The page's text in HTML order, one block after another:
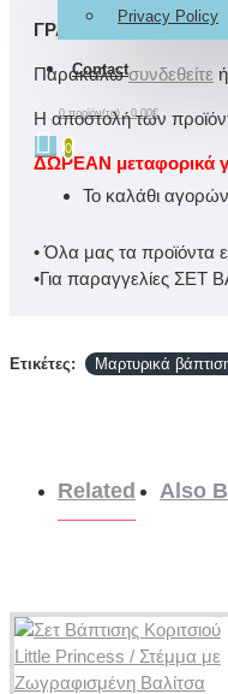
Privacy Policy
Contact
0 προϊόν(τα) - 0,00€
0
Το καλάθι αγορών
ΓΡΆΨΤΕ ΜΙΑ
Παρακαλώσυνδεθείτε ή
Η αποστολή των
ΔΩΡΕΑΝ μεταφορικά
• Όλα μας τα προϊόντα
•Για παραγγελίες ΣΕΤ
Ετικέτες: Μαρτυρικά
Related Also